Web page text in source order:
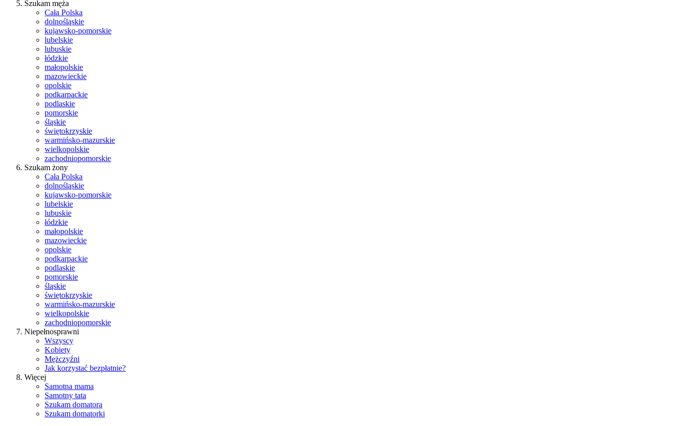
Szukam męża
Cała Polska
dolnośląskie
kujawsko-pomorskie
lubelskie
lubuskie
łódzkie
małopolskie
mazowieckie
opolskie
podkarpackie
podlaskie
pomorskie
śląskie
świętokrzyskie
warmińsko-mazurskie
wielkopolskie
zachodniopomorskie
Szukam żony
Cała Polska
dolnośląskie
kujawsko-pomorskie
lubelskie
lubuskie
łódzkie
małopolskie
mazowieckie
opolskie
podkarpackie
podlaskie
pomorskie
śląskie
świętokrzyskie
warmińsko-mazurskie
wielkopolskie
zachodniopomorskie
Niepełnosprawni
Wszyscy
Kobiety
Mężczyźni
Jak korzystać bezpłatnie?
Więcej
Samotna mama
Samotny tata
Szukam domatora
Szukam domatorki